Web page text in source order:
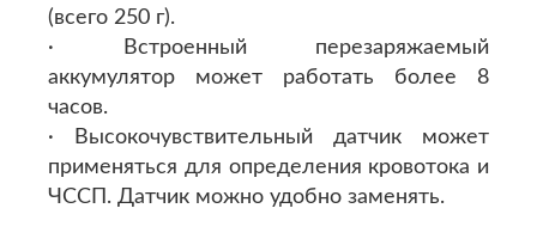
(всего 250 г).
· Встроенный перезаряжаемый
аккумулятор может работать более 8
часов.
· Высокочувствительный датчик может
применяться для определения кровотока и
ЧССП. Датчик можно удобно заменять.